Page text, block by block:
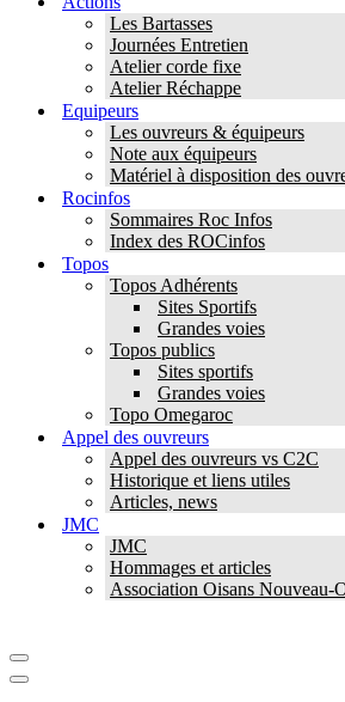
Les Bartasses
Journées Entretien
Atelier corde fixe
Atelier Réchappe
Equipeurs
Les ouvreurs & équipeurs
Note aux équipeurs
Matériel à disposition des
Rocinfos
Sommaires Roc Infos
Index des ROCinfos
Topos
Topos Adhérents
Sites Sportifs
Grandes voies
Topos publics
Sites sportifs
Grandes voies
Topo Omegaroc
Appel des ouvreurs
Appel des ouvreurs vs C2C
Historique et liens utiles
Articles, news
JMC
JMC
Hommages et articles
Association Oisans Nouveau-
Menu
de
Menu